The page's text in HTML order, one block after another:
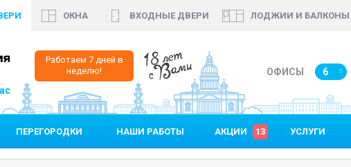
ОКНА ВХОДНЫЕ ДВЕРИ ЛОДЖИИ И БАЛКОНЫ
Работаем 7 дней в
неделю!
18 лет
с Вами ОФИСЫ 6
+7 (812) 640 90 48
ПЕРЕГОРОДКИ НАШИ РАБОТЫ АКЦИИ 13 УСЛУГИ